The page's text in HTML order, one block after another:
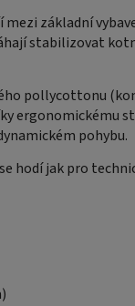
základní
stabilizovat
pollycottonu
ergonomickému
pohybu.
hodí jak pro